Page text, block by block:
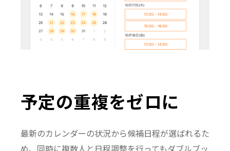
予定の重複をゼロに
最新のカレンダーの状況から候補日程が選ばれるた
め、同時に複数人と日程調整を行ってもダブルブッ